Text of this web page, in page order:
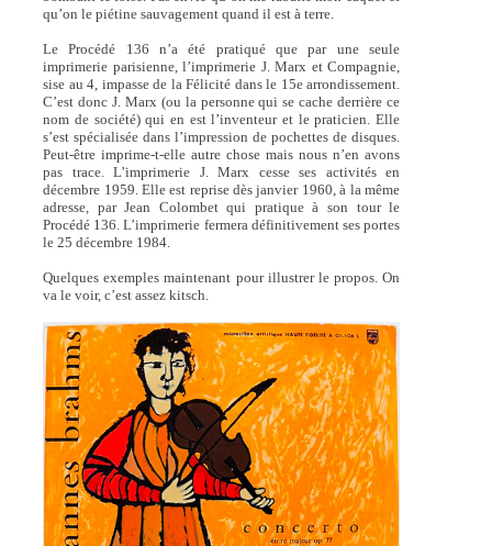
qu’on le piétine sauvagement quand il est à terre.
Le Procédé 136 n’a été pratiqué que par une seule
imprimerie parisienne, l’imprimerie J. Marx et Compagnie,
sise au 4, impasse de la Félicité dans le 15e arrondissement.
C’est donc J. Marx (ou la personne qui se cache derrière ce
nom de société) qui en est l’inventeur et le praticien. Elle
s’est spécialisée dans l’impression de pochettes de disques.
Peut-être imprime-t-elle autre chose mais nous n’en avons
pas trace. L’imprimerie J. Marx cesse ses activités en
décembre 1959. Elle est reprise dès janvier 1960, à la même
adresse, par Jean Colombet qui pratique à son tour le
Procédé 136. L’imprimerie fermera définitivement ses portes
le 25 décembre 1984.
Quelques exemples maintenant pour illustrer le propos. On
va le voir, c’est assez kitsch.